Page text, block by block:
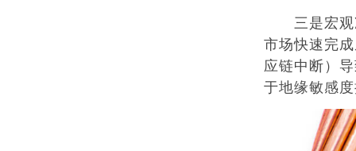
三是宏观
市场快速完
应链中断）
于地缘敏感